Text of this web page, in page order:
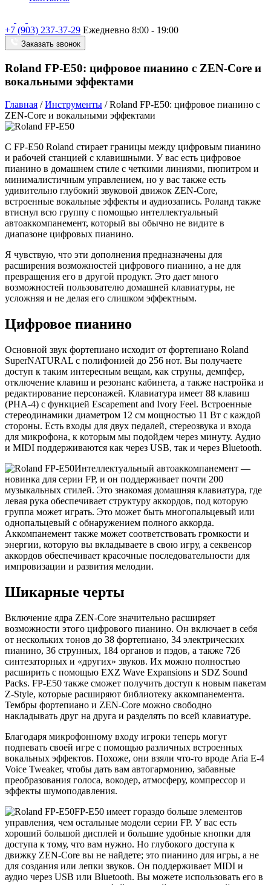
+7 (903) 237-37-29 Ежедневно 8:00 - 19:00
Заказать звонок
Roland FP-E50: цифровое пианино с ZEN-Core и
вокальными эффектами
Главная /Инструменты /Roland FP-E50: цифровое пианино с
ZEN-Core и вокальными эффектами
С FP-E50 Roland стирает границы между цифровым пианино
и рабочей станцией с клавишными. У вас есть цифровое
пианино в домашнем стиле с четкими линиями, пюпитром и
минималистичным управлением, но у вас также есть
удивительно глубокий звуковой движок ZEN-Core,
встроенные вокальные эффекты и аудиозапись. Роланд также
втиснул всю группу с помощью интеллектуальный
автоаккомпанемент, который вы обычно не видите в
диапазоне цифровых пианино.
Я чувствую, что эти дополнения предназначены для
расширения возможностей цифрового пианино, а не для
превращения его в другой продукт. Это дает много
возможностей пользователю домашней клавиатуры, не
усложняя и не делая его слишком эффектным.
Цифровое пианино
Основной звук фортепиано исходит от фортепиано Roland
SuperNATURAL с полифонией до 256 нот. Вы получаете
доступ к таким интересным вещам, как струны, демпфер,
отключение клавиш и резонанс кабинета, а также настройка и
редактирование персонажей. Клавиатура имеет 88 клавиш
(PHA-4) с функцией Escapement and Ivory Feel. Встроенные
стереодинамики диаметром 12 см мощностью 11 Вт с каждой
стороны. Есть входы для двух педалей, стереозвука и входа
для микрофона, к которым мы подойдем через минуту. Аудио
и MIDI поддерживаются как через USB, так и через Bluetooth.
Интеллектуальный автоаккомпанемент —
новинка для серии FP, и он поддерживает почти 200
музыкальных стилей. Это знакомая домашняя клавиатура, где
левая рука обеспечивает структуру аккордов, под которую
группа может играть. Это может быть многопальцевый или
однопальцевый с обнаружением полного аккорда.
Аккомпанемент также может соответствовать громкости и
энергии, которую вы вкладываете в свою игру, а секвенсор
аккордов обеспечивает красочные последовательности для
импровизации и развития мелодии.
Шикарные черты
Включение ядра ZEN-Core значительно расширяет
возможности этого цифрового пианино. Он включает в себя
от нескольких тонов до 38 фортепиано, 34 электрических
пианино, 36 струнных, 184 органов и пэдов, а также 726
синтезаторных и «других» звуков. Их можно полностью
расширить с помощью EXZ Wave Expansions и SDZ Sound
Packs. FP-E50 также сможет получить доступ к новым пакетам
Z-Style, которые расширяют библиотеку аккомпанемента.
Тембры фортепиано и ZEN-Core можно свободно
накладывать друг на друга и разделять по всей клавиатуре.
Благодаря микрофонному входу игроки теперь могут
подпевать своей игре с помощью различных встроенных
вокальных эффектов. Похоже, они взяли что-то вроде Aria E-4
Voice Tweaker, чтобы дать вам автогармонию, забавные
преобразования голоса, вокодер, атмосферу, компрессор и
эффекты шумоподавления.
FP-E50 имеет гораздо больше элементов
управления, чем остальные модели серии FP. У вас есть
хороший большой дисплей и большие удобные кнопки для
доступа к тому, что вам нужно. Но глубокого доступа к
движку ZEN-Core вы не найдете; это пианино для игры, а не
для создания или лепки звуков. Он поддерживает MIDI и
аудио через USB или Bluetooth. Вы можете использовать его в